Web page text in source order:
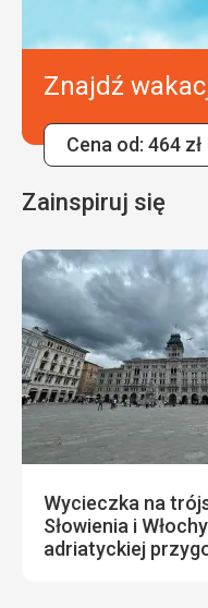
Znajdź
Cena od: 464 zł
Zainspiruj się
Wycieczka na
Słowienia i
adriatyckiej